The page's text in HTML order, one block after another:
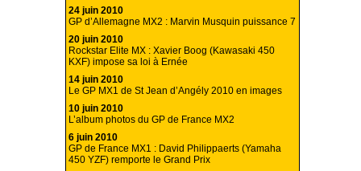
24 juin 2010
GP d’Allemagne MX2 : Marvin Musquin puissance 7
20 juin 2010
Rockstar Elite MX : Xavier Boog (Kawasaki 450
KXF) impose sa loi à Ernée
14 juin 2010
Le GP MX1 de St Jean d’Angély 2010 en images
10 juin 2010
L’album photos du GP de France MX2
6 juin 2010
GP de France MX1 : David Philippaerts (Yamaha
450 YZF) remporte le Grand Prix